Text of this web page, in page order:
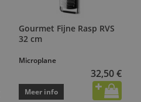
Gourmet Fijne Rasp RVS
32 cm
Microplane
32,50 €
Meer info